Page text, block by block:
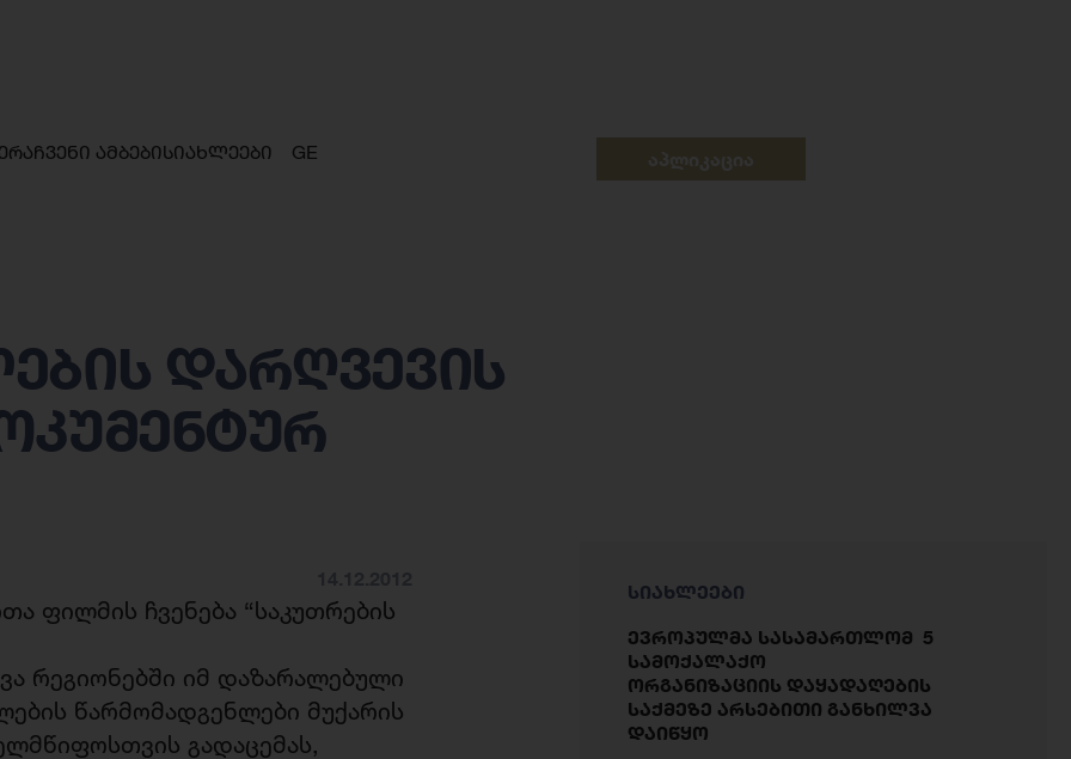
ჩვენი ამბებისიახლეები GE
დარღვევის
ფილმის ჩვენება “საკუთრების
რეგიონებში იმ დაზარალებული
წარმომადგენლები მუქარის
გადაცემას,
სიახლეები
ევროპულმა სასამართლომ 5
სამოქალაქო
ორგანიზაციის დაყადაღების
საქმეზე არსებითი განხილვა
დაიწყო